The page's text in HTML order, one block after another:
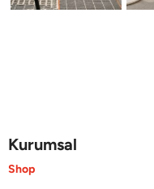
Kurumsal
Shop